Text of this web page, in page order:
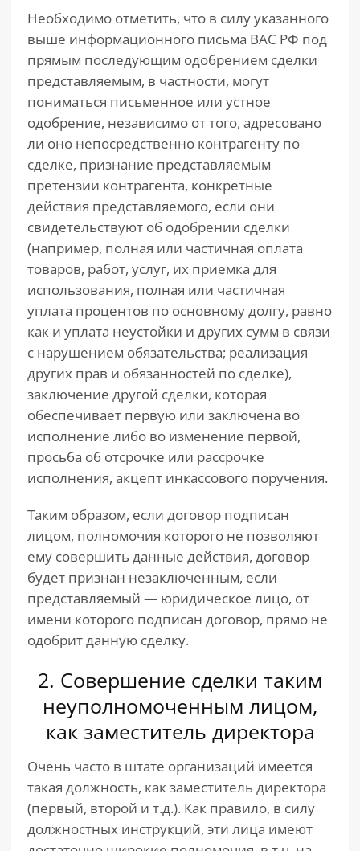
Необходимо отметить, что в силу указанного
выше информационного письма ВАС РФ под
прямым последующим одобрением сделки
представляемым, в частности, могут
пониматься письменное или устное
одобрение, независимо от того, адресовано
ли оно непосредственно контрагенту по
сделке, признание представляемым
претензии контрагента, конкретные
действия представляемого, если они
свидетельствуют об одобрении сделки
(например, полная или частичная оплата
товаров, работ, услуг, их приемка для
использования, полная или частичная
уплата процентов по основному долгу, равно
как и уплата неустойки и других сумм в связи
с нарушением обязательства; реализация
других прав и обязанностей по сделке),
заключение другой сделки, которая
обеспечивает первую или заключена во
исполнение либо во изменение первой,
просьба об отсрочке или рассрочке
исполнения, акцепт инкассового поручения.
Таким образом, если договор подписан
лицом, полномочия которого не позволяют
ему совершить данные действия, договор
будет признан незаключенным, если
представляемый — юридическое лицо, от
имени которого подписан договор, прямо не
одобрит данную сделку.
2. Совершение сделки таким
неуполномоченным лицом,
как заместитель директора
Очень часто в штате организаций имеется
такая должность, как заместитель директора
(первый, второй и т.д.). Как правило, в силу
должностных инструкций, эти лица имеют